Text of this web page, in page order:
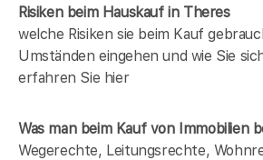
Risiken beim Hauskaufin Theres
welche Risiken sie beim Kauf
Umständen eingehen und wie Sie
erfahren Sie hier
Was man beim Kauf von Immobilien
Wegerechte, Leitungsrechte,